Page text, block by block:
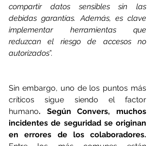
compartir datos sensibles sin las
debidas garantías. Además, es clave
implementar herramientas que
reduzcan el riesgo de accesos no
autorizados”.
Sin embargo, uno de los puntos más
críticos sigue siendo el factor
humano. Según Convers, muchos
incidentes de seguridad se originan
en errores de los colaboradores.